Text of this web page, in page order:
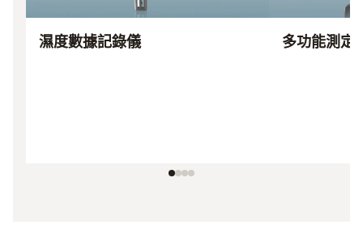
濕度數據記錄儀 多功能測定